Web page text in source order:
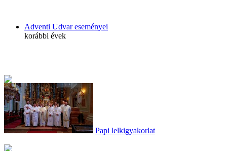
Adventi Udvar eseményei
korábbi évek
Papi lelkigyakorlat